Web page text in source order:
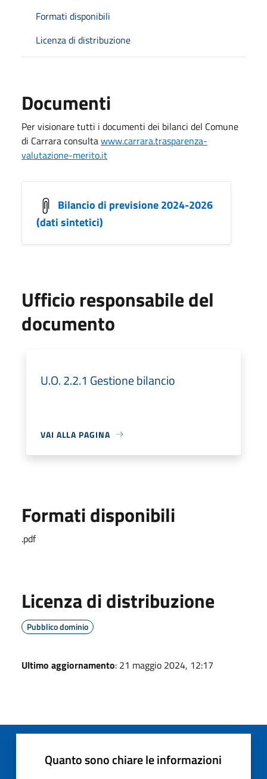
Formati disponibili
Licenza di distribuzione
Documenti
Per visionare tutti i documenti dei bilanci del Comune
di Carrara consultawww.carrara.trasparenza-
valutazione-merito.it
Bilancio di previsione 2024-2026
(dati sintetici)
Ufficio responsabile del
documento
U.O. 2.2.1 Gestione bilancio
VAI ALLA PAGINA
Formati disponibili
.pdf
Licenza di distribuzione
Pubblico dominio
Ultimo aggiornamento: 21 maggio 2024, 12:17
Quanto sono chiare le informazioni